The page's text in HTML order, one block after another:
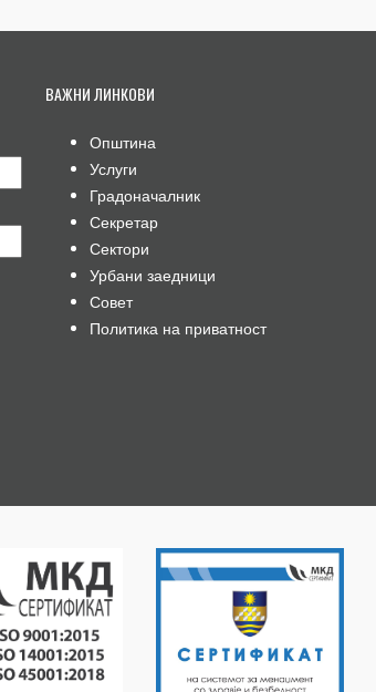
ВАЖНИ ЛИНКОВИ
Општина
Услуги
Градоначалник
Секретар
Сектори
Урбани заедници
Совет
Политика на приватност